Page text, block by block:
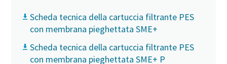
Scheda tecnica della cartuccia filtrante PES
con membrana pieghettata SME+
Scheda tecnica della cartuccia filtrante PES
con membrana pieghettata SME+ P